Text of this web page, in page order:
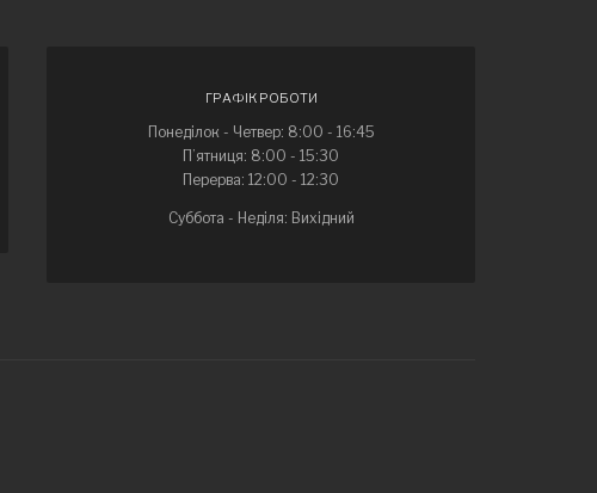
ГРАФІК РОБОТИ
Понеділок - Четвер: 8:00 - 16:45
П’ятниця: 8:00 - 15:30
Перерва: 12:00 - 12:30
Суббота - Неділя: Вихідний